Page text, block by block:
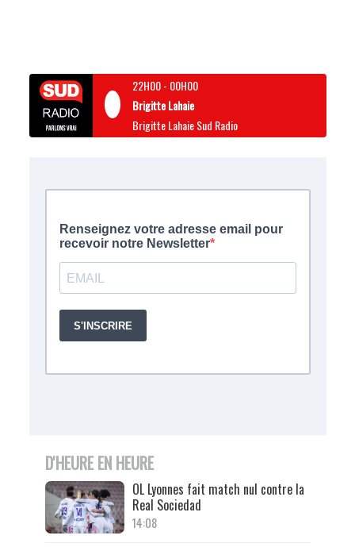
22H00- 00H00
Brigitte Lahaie
Brigitte Lahaie Sud Radio
D'HEURE EN HEURE
OL Lyonnes fait match nul contre la
Real Sociedad
14:08